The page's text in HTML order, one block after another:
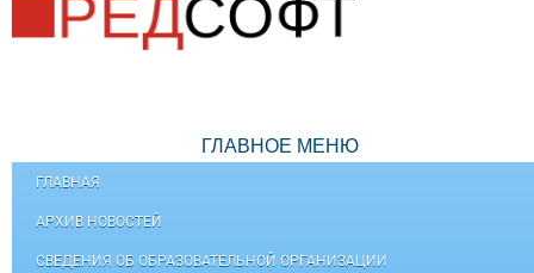
ГЛАВНОЕ МЕНЮ
ГЛАВНАЯ
АРХИВ НОВОСТЕЙ
СВЕДЕНИЯ ОБ ОБРАЗОВАТЕЛЬНОЙ ОРГАНИЗАЦИИ